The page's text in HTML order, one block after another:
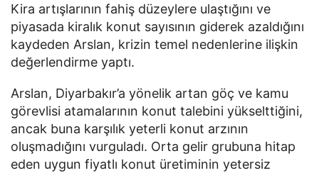
Kira artışlarının fahiş düzeylere ulaştığını ve
piyasada kiralık konut sayısının giderek azaldığını
kaydeden Arslan, krizin temel nedenlerine ilişkin
değerlendirme yaptı.
Arslan, Diyarbakır’a yönelik artan göç ve kamu
görevlisi atamalarının konut talebini yükselttiğini,
ancak buna karşılık yeterli konut arzının
oluşmadığını vurguladı. Orta gelir grubuna hitap
eden uygun fiyatlı konut üretiminin yetersiz